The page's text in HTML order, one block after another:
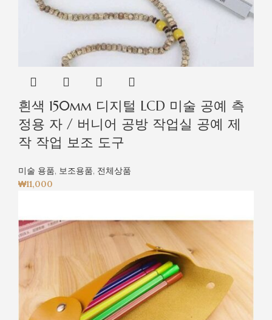
흰색 150mm 디지털 LCD 미술 공예 측
정용 자 / 버니어 공방 작업실 공예 제
작 작업 보조 도구
미술 용품, 보조용품, 전체상품
₩11,000